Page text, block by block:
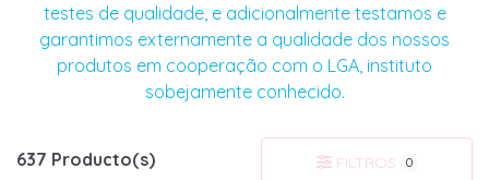
testes de qualidade, e adicionalmente testamos e
garantimos externamente a qualidade dos nossos
produtos em cooperação com o LGA, instituto
sobejamente conhecido.
637 Producto(s) FILTROS 0